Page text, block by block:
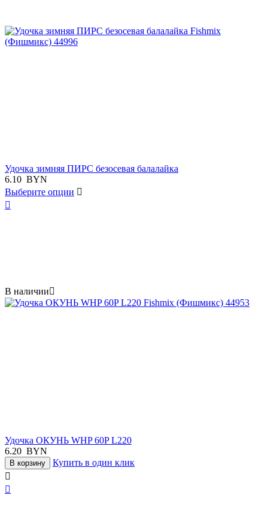
Удочка зимняя ПИРС безосевая балалайка
6.10 BYN
Выберите опции 

В наличии
Удочка ОКУНЬ WHP 60P L220
6.20 BYN
В корзину
Купить в один клик

